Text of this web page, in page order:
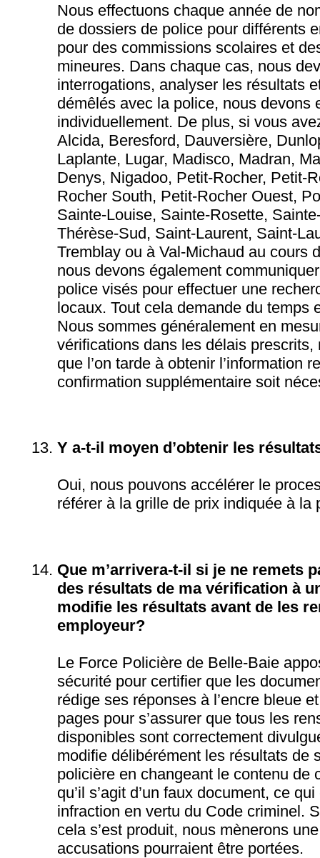
Nous effectuons chaque année de
de dossiers de police pour différents
pour des commissions scolaires et
mineures. Dans chaque cas, nous
interrogations, analyser les résultats
démêlés avec la police, nous devons
individuellement. De plus, si vous
Alcida, Beresford, Dauversière,
Laplante, Lugar, Madisco, Madran,
Denys, Nigadoo, Petit-Rocher, Petit-
Rocher South, Petit-Rocher Ouest,
Sainte-Louise, Sainte-Rosette,
Thérèse-Sud, Saint-Laurent, Saint-
Tremblay ou à Val-Michaud au cours
nous devons également
police visés pour effectuer une
locaux. Tout cela demande du temps
Nous sommes généralement en
vérifications dans les délais prescrits,
que l’on tarde à obtenir l’information
confirmation supplémentaire soit
Y a-t-il moyen d’obtenir les
Oui, nous pouvons accélérer le
référer à la grille de prix indiquée à la
Que m’arrivera-t-il si je ne remets
des résultats de ma vérification à
modifie les résultats avant de les
employeur?
Le Force Policière de Belle-Baie
sécurité pour certifier que les
rédige ses réponses à l’encre bleue
pages pour s’assurer que tous les
disponibles sont correctement
modifie délibérément les résultats de
policière en changeant le contenu de
qu’il s’agit d’un faux document, ce
infraction en vertu du Code criminel.
cela s’est produit, nous mènerons
accusations pourraient être portées.